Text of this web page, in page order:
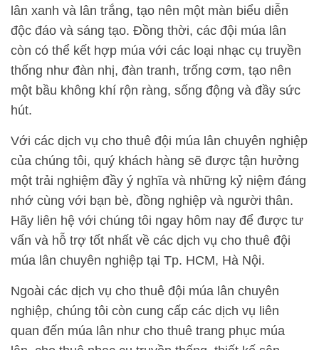
lân xanh và lân trắng, tạo nên một màn biểu diễn
độc đáo và sáng tạo. Đồng thời, các đội múa lân
còn có thể kết hợp múa với các loại nhạc cụ truyền
thống như đàn nhị, đàn tranh, trống cơm, tạo nên
một bầu không khí rộn ràng, sống động và đầy sức
hút.
Với các dịch vụ cho thuê đội múa lân chuyên nghiệp
của chúng tôi, quý khách hàng sẽ được tận hưởng
một trải nghiệm đầy ý nghĩa và những kỷ niệm đáng
nhớ cùng với bạn bè, đồng nghiệp và người thân.
Hãy liên hệ với chúng tôi ngay hôm nay để được tư
vấn và hỗ trợ tốt nhất về các dịch vụ cho thuê đội
múa lân chuyên nghiệp tại Tp. HCM, Hà Nội.
Ngoài các dịch vụ cho thuê đội múa lân chuyên
nghiệp, chúng tôi còn cung cấp các dịch vụ liên
quan đến múa lân như cho thuê trang phục múa